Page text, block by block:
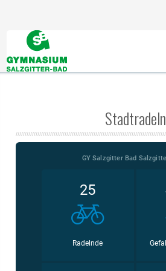
rezept/https://gymszbad.de/elvanse-
AKTUELLES
IServ
Wir helfen gerne weiter
Stadtradeln